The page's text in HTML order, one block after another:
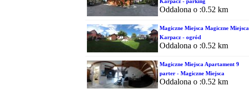
Oddalona o :0.52 km
Magiczne Miejsca Magiczne Miejsca
Karpacz - ogród
Oddalona o :0.52 km
Magiczne Miejsca Apartament 9
parter - Magiczne Miejsca
Oddalona o :0.52 km